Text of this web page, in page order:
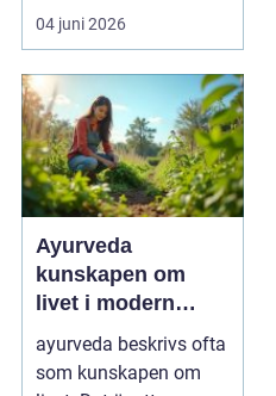
intresse för fotot...
04 juni 2026
Ayurveda
kunskapen om
livet i modern
vardag
ayurveda beskrivs ofta
som kunskapen om